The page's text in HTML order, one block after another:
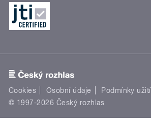
Cookies Osobní údaje Podmínky užití
© 1997-2026 Český rozhlas